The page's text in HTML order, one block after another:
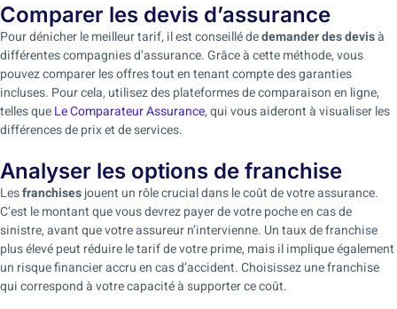
Comparer les devis d’assurance
Pour dénicher le meilleur tarif, il est conseillé dedemander des devisà
différentes compagnies d’assurance. Grâce à cette méthode, vous
pouvez comparer les offres tout en tenant compte des garanties
incluses. Pour cela, utilisez des plateformes de comparaison en ligne,
telles queLe Comparateur Assurance, qui vous aideront à visualiser les
différences de prix et de services.
Analyser les options de franchise
Lesfranchisesjouent un rôle crucial dans le coût de votre assurance.
C’est le montant que vous devrez payer de votre poche en cas de
sinistre, avant que votre assureur n’intervienne. Un taux de franchise
plus élevé peut réduire le tarif de votre prime, mais il implique également
un risque financier accru en cas d’accident. Choisissez une franchise
qui correspond à votre capacité à supporter ce coût.